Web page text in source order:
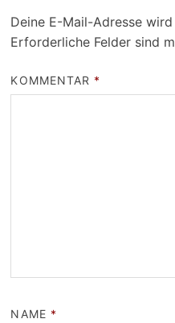
Deine E-Mail-Adresse
Erforderliche Felder sind
KOMMENTAR *
NAME *